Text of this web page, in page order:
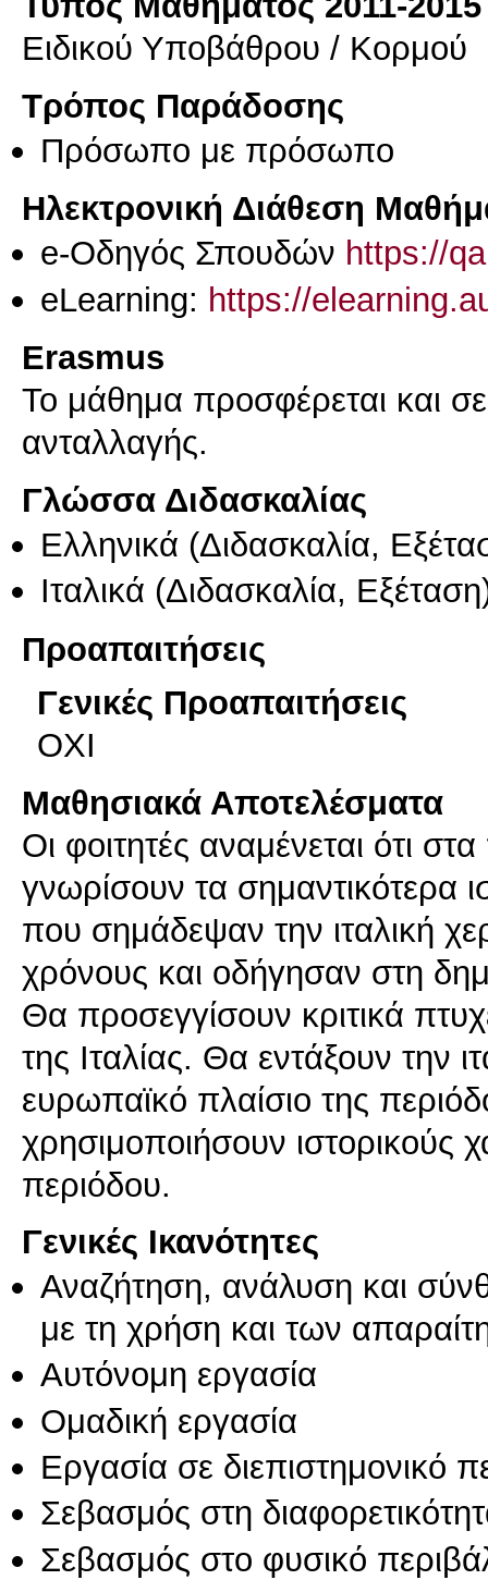
Ειδικού Υποβάθρου / Κορμού
Τρόπος Παράδοσης
Πρόσωπο με πρόσωπο
Ηλεκτρονική Διάθεση
e-Οδηγός Σπουδών https://
eLearning: https://
Erasmus
Το μάθημα προσφέρεται και
ανταλλαγής.
Γλώσσα Διδασκαλίας
Ελληνικά (Διδασκαλία,
Ιταλικά (Διδασκαλία,
Προαπαιτήσεις
Γενικές Προαπαιτήσεις
ΟΧΙ
Μαθησιακά Αποτελέσματα
Οι φοιτητές αναμένεται ότι
γνωρίσουν τα σημαντικότερα
που σημάδεψαν την ιταλική
χρόνους και οδήγησαν στη
Θα προσεγγίσουν κριτικά
της Ιταλίας. Θα εντάξουν την
ευρωπαϊκό πλαίσιο της
χρησιμοποιήσουν ιστορικούς
περιόδου.
Γενικές Ικανότητες
Αναζήτηση, ανάλυση και
με τη χρήση και των
Αυτόνομη εργασία
Ομαδική εργασία
Εργασία σε διεπιστημονικό
Σεβασμός στη
Σεβασμός στο φυσικό